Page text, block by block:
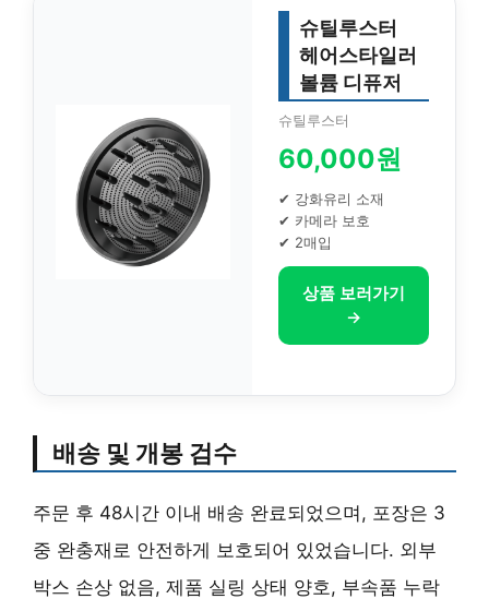
슈틸루스터
헤어스타일러
볼륨 디퓨저
슈틸루스터
60,000원
✔ 강화유리 소재
✔ 카메라 보호
✔ 2매입
상품 보러가기
→
배송 및 개봉 검수
주문 후 48시간 이내 배송 완료되었으며, 포장은 3
중 완충재로 안전하게 보호되어 있었습니다. 외부
박스 손상 없음, 제품 실링 상태 양호, 부속품 누락